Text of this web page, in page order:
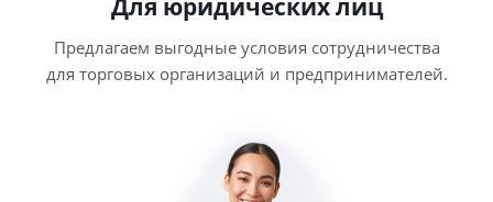
Для юридических лиц
Предлагаем выгодные условия сотрудничества
для торговых организаций и предпринимателей.